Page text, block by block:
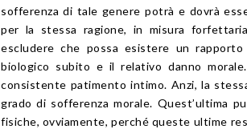
sofferenza di tale genere potrà e dovrà
per la stessa ragione, in misura
escludere che possa esistere un
biologico subito e il relativo danno
consistente patimento intimo. Anzi, la
grado di sofferenza morale. Quest’ultima
fisiche, ovviamente, perché queste ultime